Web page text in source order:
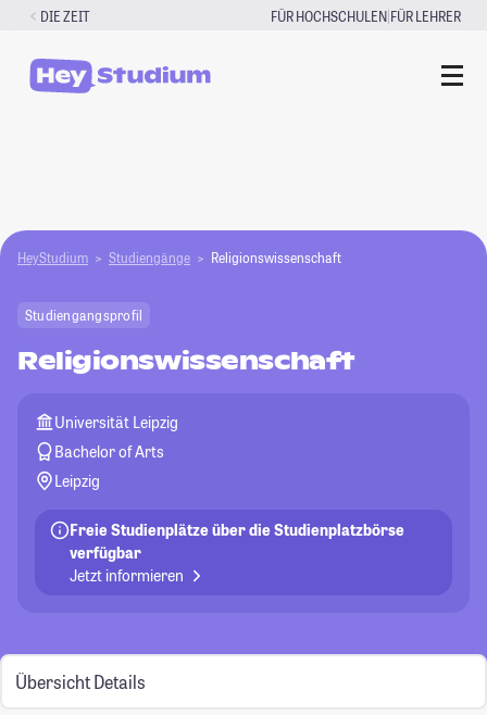
Zum
springen
DIE ZEIT FÜR HOCHSCHULEN|FÜR LEHRER
HeyStudium Studiengänge Religionswissenschaft
Studiengangsprofil
Religionswissenschaft
Universität Leipzig
Bachelor of Arts
Leipzig
Freie Studienplätze über die Studienplatzbörse
verfügbar
Jetzt informieren
Übersicht Details